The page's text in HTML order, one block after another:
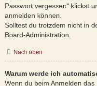
Passwort vergessen“ klickst
anmelden können.
Solltest du trotzdem nicht in
Board-Administration.
Nach oben
Warum werde ich
Wenn du beim Anmelden